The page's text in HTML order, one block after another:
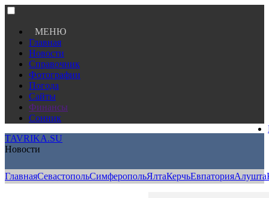
МЕНЮ
Главная
Новости
Справочник
Фотографии
Погода
Сайты
Финансы
Сонник
TAVRIKA.SU
Новости
ГлавнаяСевастопольСимферопольЯлтаКерчьЕвпаторияАлушта